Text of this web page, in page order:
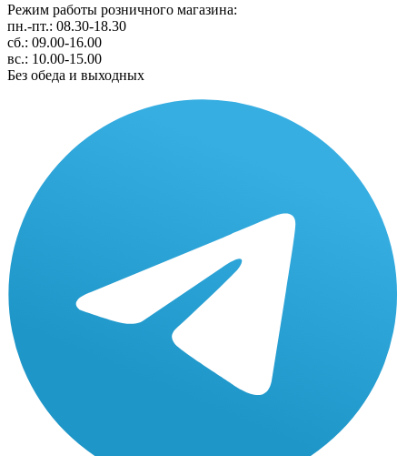
Режим работы розничного магазина:
пн.-пт.: 08.30-18.30
сб.: 09.00-16.00
вс.: 10.00-15.00
Без обеда и выходных